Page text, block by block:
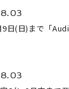
日(日)まで「